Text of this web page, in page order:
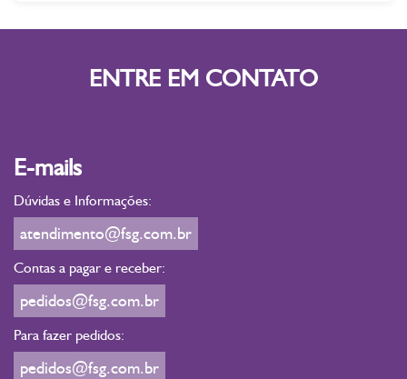
ENTRE EM CONTATO
E-mails
Dúvidas e Informações:
atendimento@fsg.com.br
Contas a pagar e receber:
pedidos@fsg.com.br
Para fazer pedidos:
pedidos@fsg.com.br